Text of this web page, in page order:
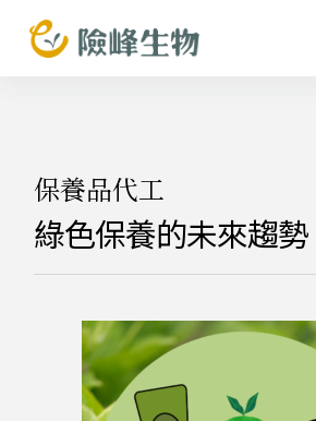
跳
至
保養品代工
綠色保養的未來趨勢